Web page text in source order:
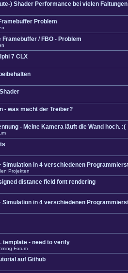
) Shader Performance bei vielen Faltungen
Problem
/ FBO - Problem
7 CLX
- was macht der Treiber?
- Meine Kamera läuft die Wand hoch. :(
Simulation in 4 verschiedenen
Projekten
distance field font rendering
Simulation in 4 verschiedenen
template - need to verify
Forum
auf Github